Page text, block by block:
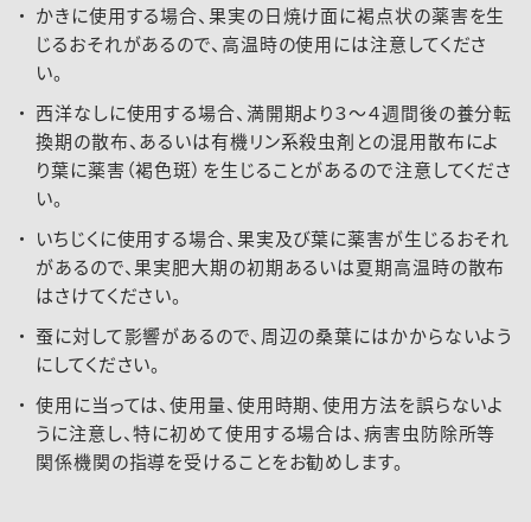
かきに使用する場合、果実の日焼け面に褐点状の薬害を生
じるおそれがあるので、高温時の使用には注意してくださ
い。
西洋なしに使用する場合、満開期より３～４週間後の養分転
換期の散布、あるいは有機リン系殺虫剤との混用散布によ
り葉に薬害（褐色斑）を生じることがあるので注意してくださ
い。
いちじくに使用する場合、果実及び葉に薬害が生じるおそれ
があるので、果実肥大期の初期あるいは夏期高温時の散布
はさけてください。
蚕に対して影響があるので、周辺の桑葉にはかからないよう
にしてください。
使用に当っては、使用量、使用時期、使用方法を誤らないよ
うに注意し、特に初めて使用する場合は、病害虫防除所等
関係機関の指導を受けることをお勧めします。